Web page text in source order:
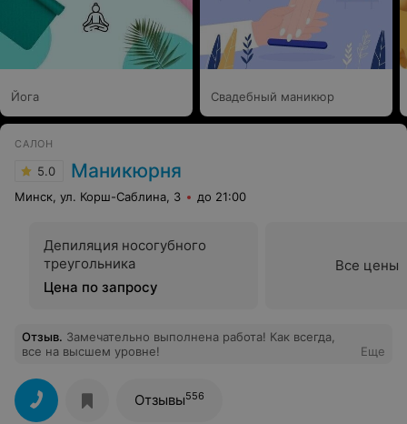
Йога Свадебный маникюр
САЛОН
5.0 Маникюрня
Минск, ул. Корш-Саблина, 3 до 21:00
Депиляция носогубного
треугольника
Цена по запросу
Все цены
Отзыв. Замечательно выполнена работа! Как всегда,
все на высшем уровне!
Еще
Отзывы556